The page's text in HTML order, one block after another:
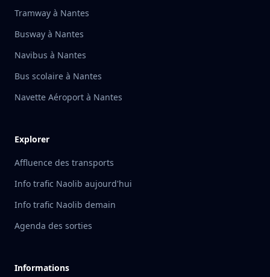
Tramway à Nantes
Busway à Nantes
Navibus à Nantes
Bus scolaire à Nantes
Navette Aéroport à Nantes
Explorer
Affluence des transports
Info trafic Naolib aujourd'hui
Info trafic Naolib demain
Agenda des sorties
Informations